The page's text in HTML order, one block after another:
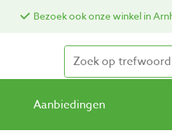
Bezoek ook onze winkel in
Aanbiedingen